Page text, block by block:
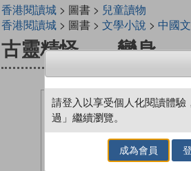
香港閱讀城> 圖書 > 兒童讀物
香港閱讀城> 圖書 > 文學小說 > 中國
古靈精怪——變身
請登入以享受個人化閱讀體驗
過」繼續瀏覽。
成為會員